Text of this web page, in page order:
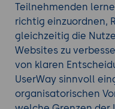
Teilnehmenden
richtig einzuordnen,
gleichzeitig die
Websites zu
von klaren
UserWay sinnvoll
organisatorischen